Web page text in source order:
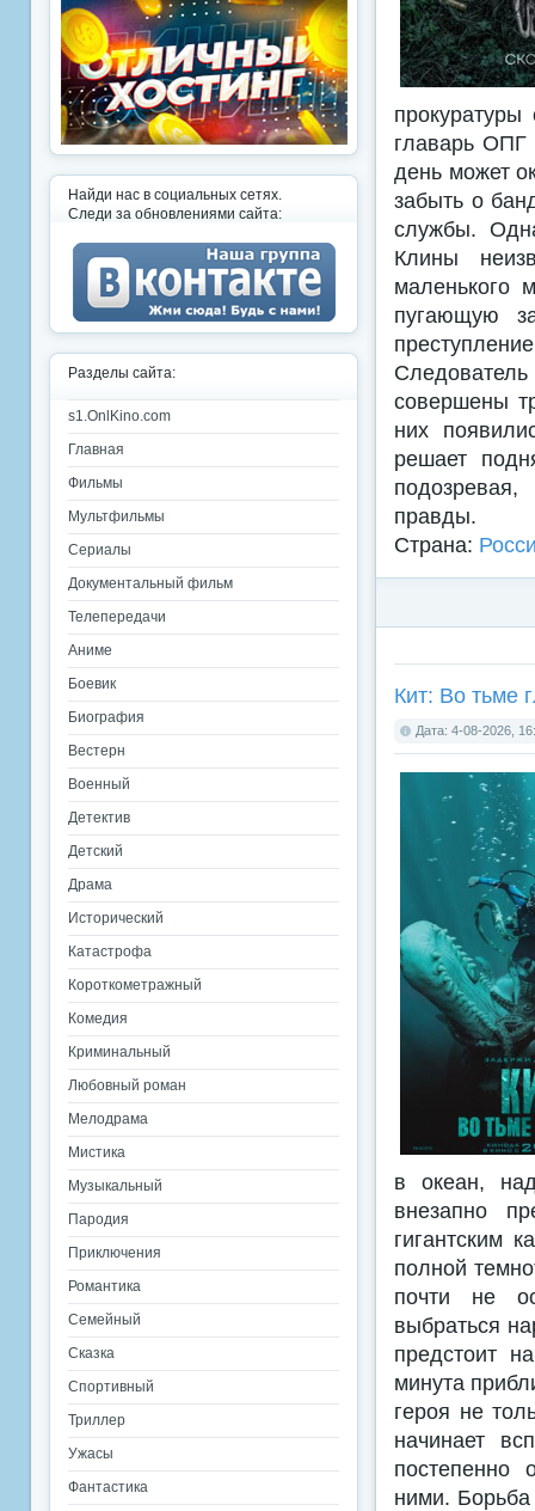
главарь ОПГ
день может
забыть о
службы.
Клины
маленького
пугающую
совершены
них
решает
правды.
Страна:
Кит: Во тьме
Дата: 4-08-2026,
в океан,
внезапно
гигантским
полной
почти не
выбраться
предстоит
минута
героя не
начинает
постепенно
ними. Борьба
Найди нас в социальных сетях.
Следи за обновлениями сайта:
Разделы сайта:
s1.OnlKino.com
Главная
Фильмы
Мультфильмы
Сериалы
Документальный фильм
Телепередачи
Аниме
Боевик
Биография
Вестерн
Военный
Детектив
Детский
Драма
Исторический
Катастрофа
Короткометражный
Комедия
Криминальный
Любовный роман
Мелодрама
Мистика
Музыкальный
Пародия
Приключения
Романтика
Семейный
Сказка
Спортивный
Триллер
Ужасы
Фантастика